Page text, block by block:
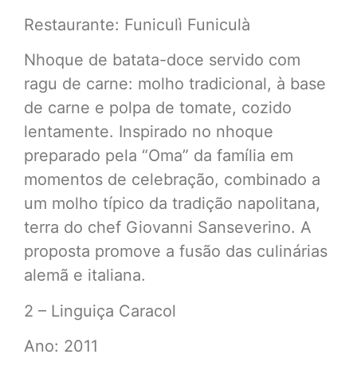
Restaurante: Funiculì Funiculà
Nhoque de batata-doce servido com
ragu de carne: molho tradicional, à base
de carne e polpa de tomate, cozido
lentamente. Inspirado no nhoque
preparado pela “Oma” da família em
momentos de celebração, combinado a
um molho típico da tradição napolitana,
terra do chef Giovanni Sanseverino. A
proposta promove a fusão das culinárias
alemã e italiana.
2 – Linguiça Caracol
Ano: 2011